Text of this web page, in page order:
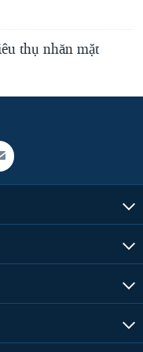
thụ nhăn mặt